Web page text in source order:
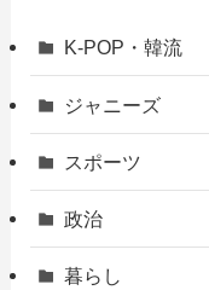
K-POP・韓流
ジャニーズ
スポーツ
政治
暮らし